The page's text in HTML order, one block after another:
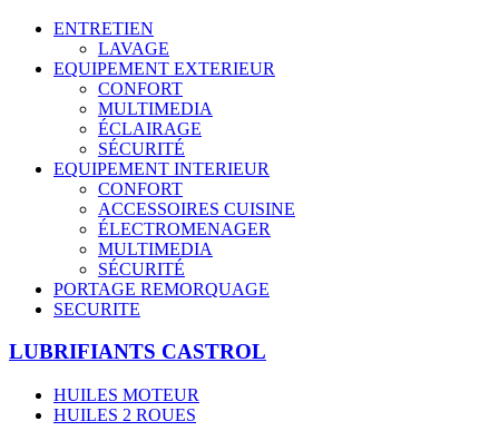
ENTRETIEN
LAVAGE
EQUIPEMENT EXTERIEUR
CONFORT
MULTIMEDIA
ÉCLAIRAGE
SÉCURITÉ
EQUIPEMENT INTERIEUR
CONFORT
ACCESSOIRES CUISINE
ÉLECTROMENAGER
MULTIMEDIA
SÉCURITÉ
PORTAGE REMORQUAGE
SECURITE
LUBRIFIANTS CASTROL
HUILES MOTEUR
HUILES 2 ROUES